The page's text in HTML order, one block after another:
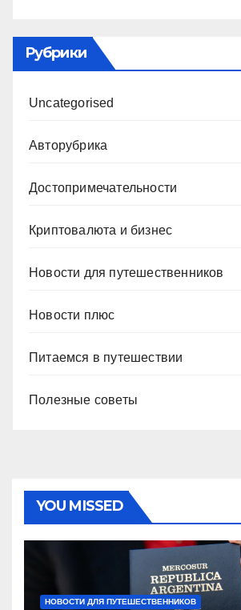
Рубрики
Uncategorised
Авторубрика
Достопримечательности
Криптовалюта и бизнес
Новости для путешественников
Новости плюс
Питаемся в путешествии
Полезные советы
YOU MISSED
НОВОСТИ ДЛЯ ПУТЕШЕСТВЕННИКОВ